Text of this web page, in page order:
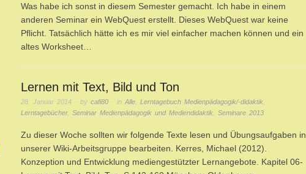
Was habe ich sonst in diesem Semester gemacht. Ich habe in einem
anderen Seminar ein WebQuest erstellt. Dieses WebQuest war keine
Pflicht. Tatsächlich hätte ich es mir viel einfacher machen können und ein
altes Worksheet…
Lernen mit Text, Bild und Ton
28. Januar 2014 · by cafi80 · in Alle Lerntagebuch Medienpädagogik/-didaktik
Lerntagebücher, Seminar Medienpädagogik und Mediendidaktik Seminare 2013
Zu dieser Woche sollten wir folgende Texte lesen und Übungsaufgaben in
unserer Wiki-Arbeitsgruppe bearbeiten. Kerres, Michael (2012).
Konzeption und Entwicklung mediengestützter Lernangebote. Kapitel 06-